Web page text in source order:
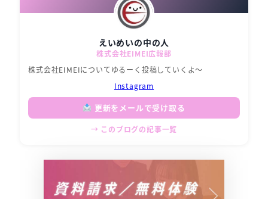
えいめいの中の人
株式会社EIMEI広報部
株式会社EIMEIについてゆるーく投稿していくよ～
Instagram
更新をメールで受け取る
→ このブログの記事一覧